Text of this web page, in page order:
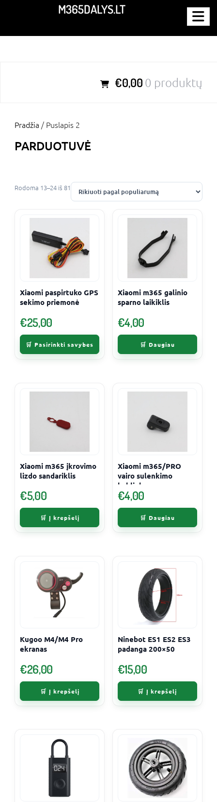
turinio
M365DALYS.LT
€0,00 0 produktų
Pradžia / Puslapis 2
PARDUOTUVĖ
Rodoma 13–24 iš 81Rūšiuojama
pagal
Xiaomi paspirtuko GPS
sekimo priemonė
€25,00
Pasirinkti savybes
This
product
multiple
variants.
The
options
may
be
chosen
on
Xiaomi m365 galinio
sparno laikiklis
€4,00
Daugiau
Xiaomi m365 įkrovimo
lizdo sandariklis
€5,00
Į krepšelį
Xiaomi m365/PRO
vairo sulenkimo
kabliukas
€4,00
Daugiau
Kugoo M4/M4 Pro
ekranas
€26,00
Į krepšelį
Ninebot ES1 ES2 ES3
padanga 200×50
€15,00
Į krepšelį
product
has
multiple
variants.